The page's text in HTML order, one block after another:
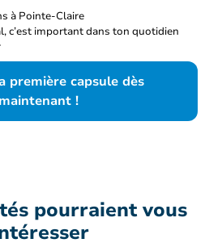
à Pointe-Claire
c’est important dans ton quotidien
première capsule dès
maintenant !
pourraient vous